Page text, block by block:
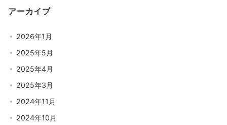
アーカイブ
2026年1月
2025年5月
2025年4月
2025年3月
2024年11月
2024年10月